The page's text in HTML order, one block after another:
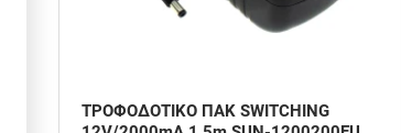
ΤΡΟΦΟΔΟΤΙΚΟ ΠΑΚ SWITCHING